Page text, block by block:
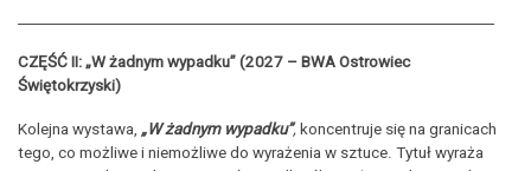
CZĘŚĆ II: „W żadnym wypadku” (2027 – BWA Ostrowiec
Świętokrzyski)
Kolejna wystawa, „W żadnym wypadku”, koncentruje się na granicach
tego, co możliwe i niemożliwe do wyrażenia w sztuce. Tytuł wyraża